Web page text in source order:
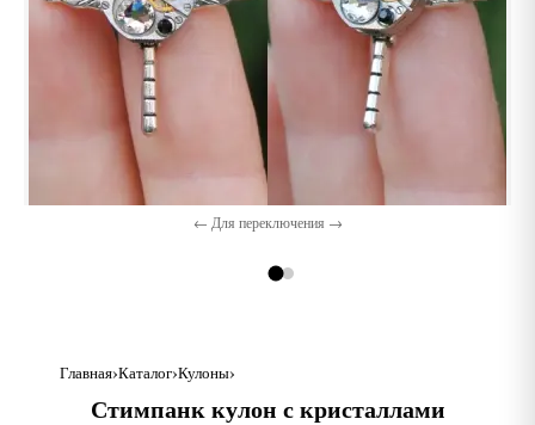
← Для переключения →
Главная Каталог Кулоны
Стимпанк кулон с кристаллами